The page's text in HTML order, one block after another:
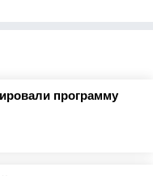
программу